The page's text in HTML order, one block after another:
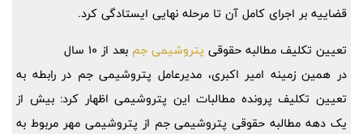
قضاییه بر اجرای کامل آن تا مرحله نهایی ایستادگی کرد.
تعیین تکلیف مطالبه حقوقی پتروشیمی جم بعد از 10 سال
در همین زمینه امیر اکبری، مدیرعامل پتروشیمی جم در رابطه به
تعیین تکلیف پرونده مطالبات این پتروشیمی اظهار کرد: بیش از
یک دهه مطالبه حقوقی پتروشیمی جم از پتروشیمی مهر مربوط به